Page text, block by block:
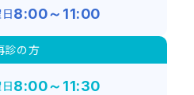
8:00～11:00
診の方
8:00～11:30